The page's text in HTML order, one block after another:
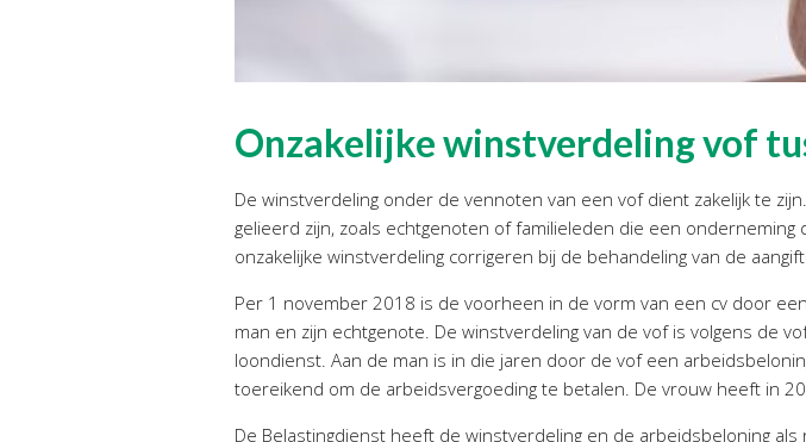
Onzakelijke winstverdeling vof
De winstverdeling onder de vennoten van een vof dient zakelijk te
gelieerd zijn, zoals echtgenoten of familieleden die een
onzakelijke winstverdeling corrigeren bij de behandeling van de
Per 1 november 2018 is de voorheen in de vorm van een cv door
man en zijn echtgenote. De winstverdeling van de vof is volgens de
loondienst. Aan de man is in die jaren door de vof een
toereikend om de arbeidsvergoeding te betalen. De vrouw heeft in
De Belastingdienst heeft de winstverdeling en de arbeidsbeloning